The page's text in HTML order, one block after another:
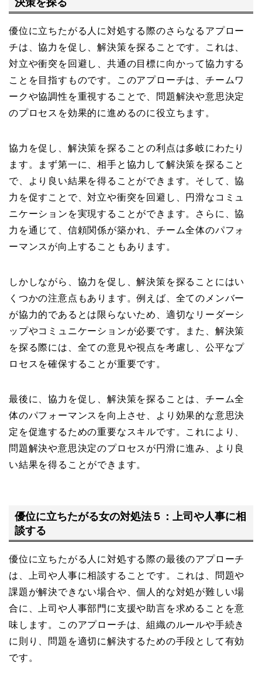
優位に立ちたがる人に対処する際のさらなるアプロー
チは、協力を促し、解決策を探ることです。これは、
対立や衝突を回避し、共通の目標に向かって協力する
ことを目指すものです。このアプローチは、チームワ
ークや協調性を重視することで、問題解決や意思決定
のプロセスを効果的に進めるのに役立ちます。
協力を促し、解決策を探ることの利点は多岐にわたり
ます。まず第一に、相手と協力して解決策を探ること
で、より良い結果を得ることができます。そして、協
力を促すことで、対立や衝突を回避し、円滑なコミュ
ニケーションを実現することができます。さらに、協
力を通じて、信頼関係が築かれ、チーム全体のパフォ
ーマンスが向上することもあります。
しかしながら、協力を促し、解決策を探ることにはい
くつかの注意点もあります。例えば、全てのメンバー
が協力的であるとは限らないため、適切なリーダーシ
ップやコミュニケーションが必要です。また、解決策
を探る際には、全ての意見や視点を考慮し、公平なプ
ロセスを確保することが重要です。
最後に、協力を促し、解決策を探ることは、チーム全
体のパフォーマンスを向上させ、より効果的な意思決
定を促進するための重要なスキルです。これにより、
問題解決や意思決定のプロセスが円滑に進み、より良
い結果を得ることができます。
優位に立ちたがる女の対処法５：上司や人事に相
談する
優位に立ちたがる人に対処する際の最後のアプローチ
は、上司や人事に相談することです。これは、問題や
課題が解決できない場合や、個人的な対処が難しい場
合に、上司や人事部門に支援や助言を求めることを意
味します。このアプローチは、組織のルールや手続き
に則り、問題を適切に解決するための手段として有効
です。